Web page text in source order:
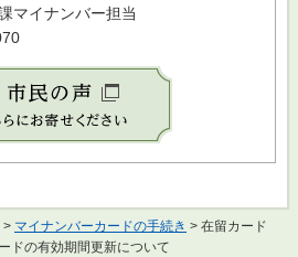
マイナンバー担当
> マイナンバーカードの手続き > 在留カード
ドの有効期間更新について